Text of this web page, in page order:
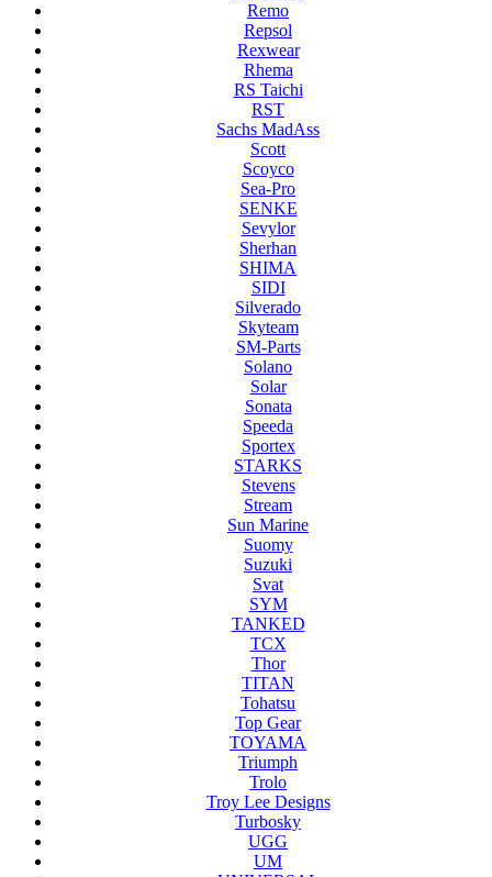
Remo
Repsol
Rexwear
Rhema
RS Taichi
RST
Sachs MadAss
Scott
Scoyco
Sea-Pro
SENKE
Sevylor
Sherhan
SHIMA
SIDI
Silverado
Skyteam
SM-Parts
Solano
Solar
Sonata
Speeda
Sportex
STARKS
Stevens
Stream
Sun Marine
Suomy
Suzuki
Svat
SYM
TANKED
TCX
Thor
TITAN
Tohatsu
Top Gear
TOYAMA
Triumph
Trolo
Troy Lee Designs
Turbosky
UGG
UM